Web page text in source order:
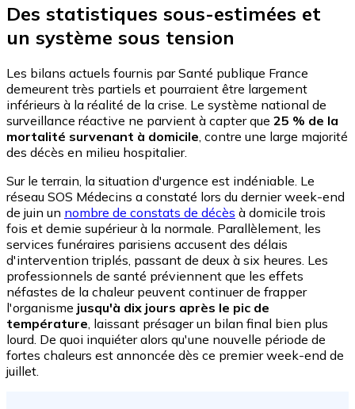
Des statistiques sous-estimées et
un système sous tension
Les bilans actuels fournis par Santé publique France
demeurent très partiels et pourraient être largement
inférieurs à la réalité de la crise. Le système national de
surveillance réactive ne parvient à capter que 25 % de la
mortalité survenant à domicile , contre une large majorité
des décès en milieu hospitalier.
Sur le terrain, la situation d'urgence est indéniable. Le
réseau SOS Médecins a constaté lors du dernier week-end
de juin un nombre de constats de décès à domicile trois
fois et demie supérieur à la normale. Parallèlement, les
services funéraires parisiens accusent des délais
d'intervention triplés, passant de deux à six heures. Les
professionnels de santé préviennent que les effets
néfastes de la chaleur peuvent continuer de frapper
l'organisme jusqu'à dix jours après le pic de
température , laissant présager un bilan final bien plus
lourd. De quoi inquiéter alors qu'une nouvelle période de
fortes chaleurs est annoncée dès ce premier week-end de
juillet.